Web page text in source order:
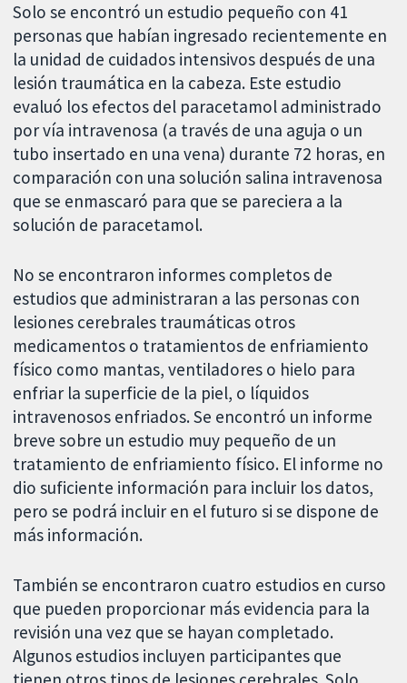
Solo se encontró un estudio pequeño con 41
personas que habían ingresado recientemente en
la unidad de cuidados intensivos después de una
lesión traumática en la cabeza. Este estudio
evaluó los efectos del paracetamol administrado
por vía intravenosa (a través de una aguja o un
tubo insertado en una vena) durante 72 horas, en
comparación con una solución salina intravenosa
que se enmascaró para que se pareciera a la
solución de paracetamol.
No se encontraron informes completos de
estudios que administraran a las personas con
lesiones cerebrales traumáticas otros
medicamentos o tratamientos de enfriamiento
físico como mantas, ventiladores o hielo para
enfriar la superficie de la piel, o líquidos
intravenosos enfriados. Se encontró un informe
breve sobre un estudio muy pequeño de un
tratamiento de enfriamiento físico. El informe no
dio suficiente información para incluir los datos,
pero se podrá incluir en el futuro si se dispone de
más información.
También se encontraron cuatro estudios en curso
que pueden proporcionar más evidencia para la
revisión una vez que se hayan completado.
Algunos estudios incluyen participantes que